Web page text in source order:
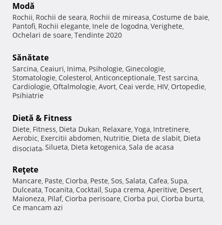
Modă
Rochii, Rochii de seara, Rochii de mireasa, Costume de baie,
Pantofi, Rochii elegante, Inele de logodna, Verighete,
Ochelari de soare, Tendinte 2020
Sănătate
Sarcina, Ceaiuri, Inima, Psihologie, Ginecologie,
Stomatologie, Colesterol, Anticonceptionale, Test sarcina,
Cardiologie, Oftalmologie, Avort, Ceai verde, HIV, Ortopedie,
Psihiatrie
Dietă & Fitness
Diete, Fitness, Dieta Dukan, Relaxare, Yoga, Intretinere,
Aerobic, Exercitii abdomen, Nutritie, Dieta de slabit, Dieta
disociata, Silueta, Dieta ketogenica, Sala de acasa
Reţete
Mancare, Paste, Ciorba, Peste, Sos, Salata, Cafea, Supa,
Dulceata, Tocanita, Cocktail, Supa crema, Aperitive, Desert,
Maioneza, Pilaf, Ciorba perisoare, Ciorba pui, Ciorba burta,
Ce mancam azi